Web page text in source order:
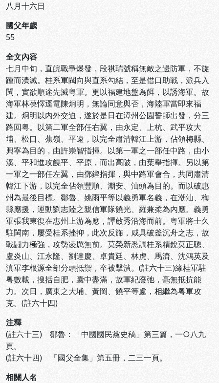
八月十六日
國父年歲
55
全文內容
七月中旬，直皖戰爭爆發，段祺瑞號稱無敵之邊防軍，不旋
踵而潰滅。桂系軍閥向與直系勾結，至是借口助戰，派兵入
閩，實欲順途先滅粤軍。更以福建地盤為餌，以誘海軍。故
海軍林葆懌逕電陳炯明，無論同意與否，海陸軍當即來福
建。炯明以內外交迫，遂於是日在漳州公園誓師出發，分三
路回粤。以第二軍全部任右翼，由永定、上杭、武平攻大
埔、松口、蕉嶺、平遠，以完全肅清韓江上游，佔領梅縣、
興寧為目的，由許崇智指揮。以第一軍之一部任中路，由小
溪、平和進攻饒平、平原，而出高陂，由葉舉指揮。另以第
一軍之一部任左翼，由鄧鏗指揮，與中路軍會合，共同肅清
韓江下游，以完全佔領豐順、潮安、汕頭為目的。而以破惠
州為最後目標。鄒魯、姚雨平等以義勇軍名義，在潮汕、梅
縣應援，運動劉志陸之親信軍隊饒光、羅兼柔為內應。義勇
軍張我東復在惠州上游為應，譚啟秀沿海而前。粤軍將士久
駐閩南，屢受桂系挫抑，此次反旆，咸具破釜沉舟之志，故
戰鬪力極強，攻勢凌厲無前。莫榮新悉調桂系精銳莫正聰、
盧炎山、江永隆、劉達慶、卓貴廷、林虎、馬濟、沈鴻英及
滇軍李根源全部分頭抵禦，卒被擊潰。(註六十三)緣桂軍駐
粤數載，搜括自肥，囊中盡滿，故軍紀廢弛，毫無抵抗能
力。次日，廣東之大埔、黃岡、饒平等處，相繼為粤軍攻
克。(註六十四)
注釋
(註六十三) 鄒魯：「中國國民黨史稿」第三篇，一○八九
頁。
(註六十四) 「國父全集」第五冊，二三一頁。
相關人名